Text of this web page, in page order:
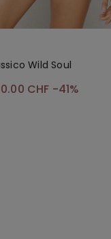
Wild Soul
CHF -41%